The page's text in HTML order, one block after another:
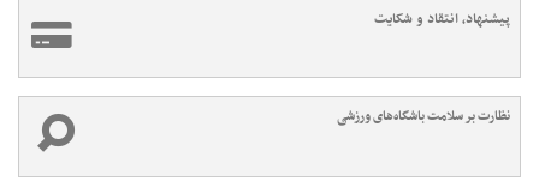
پیشنهاد، انتقاد و شکایت
نظارت بر سلامت باشگاه‌های ورزشی